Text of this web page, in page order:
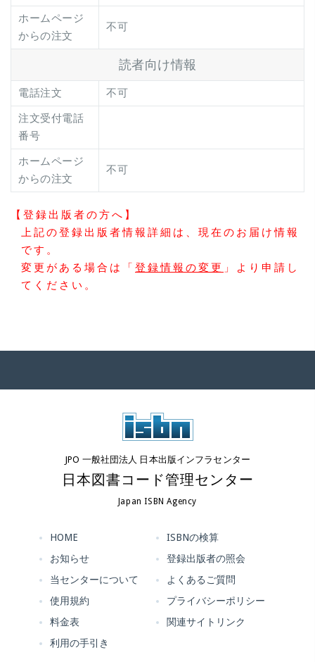
ホームページ
からの注文
不可
読者向け情報
電話注文
不可
注文受付電話
番号
ホームページ
からの注文
不可
【登録出版者の方へ】
上記の登録出版者情報詳細は、現在のお届け情報
です。
変更がある場合は「 登録情報の変更 」より申請し
てください。
JPO 一般社団法人 日本出版インフラセンター
日本図書コード管理センター
Japan ISBN Agency
HOME
お知らせ
当センターについて
使用規約
料金表
利用の手引き
ISBNの検算
登録出版者の照会
よくあるご質問
プライバシーポリシー
関連サイトリンク